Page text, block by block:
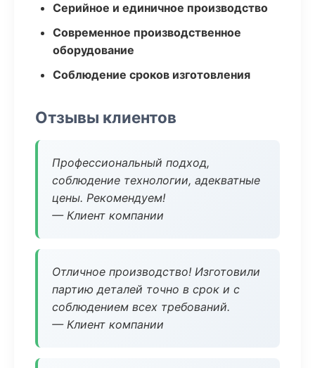
Серийное и единичное производство
Современное производственное
оборудование
Соблюдение сроков изготовления
Отзывы клиентов
Профессиональный подход,
соблюдение технологии, адекватные
цены. Рекомендуем!
— Клиент компании
Отличное производство! Изготовили
партию деталей точно в срок и с
соблюдением всех требований.
— Клиент компании